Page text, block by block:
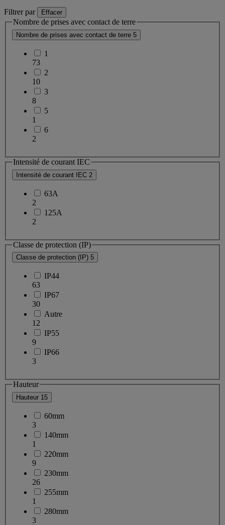
Filtrer par Effacer
Nombre de prises avec contact de terre
Nombre de prises avec contact de terre 5
1
73
2
10
3
8
5
1
6
2
Intensité de courant IEC
Intensité de courant IEC 2
63A
2
125A
2
Classe de protection (IP)
Classe de protection (IP) 5
IP44
63
IP67
30
Autre
12
IP55
9
IP66
3
Hauteur
Hauteur 15
60mm
3
140mm
1
220mm
9
230mm
26
255mm
1
280mm
3